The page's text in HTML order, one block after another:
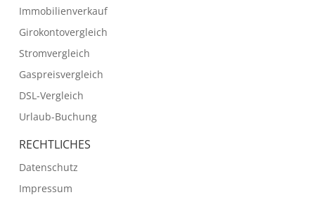
Immobilienverkauf
Girokontovergleich
Stromvergleich
Gaspreisvergleich
DSL-Vergleich
Urlaub-Buchung
RECHTLICHES
Datenschutz
Impressum